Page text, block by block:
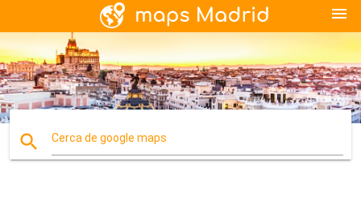
menu
search Cerca de google maps